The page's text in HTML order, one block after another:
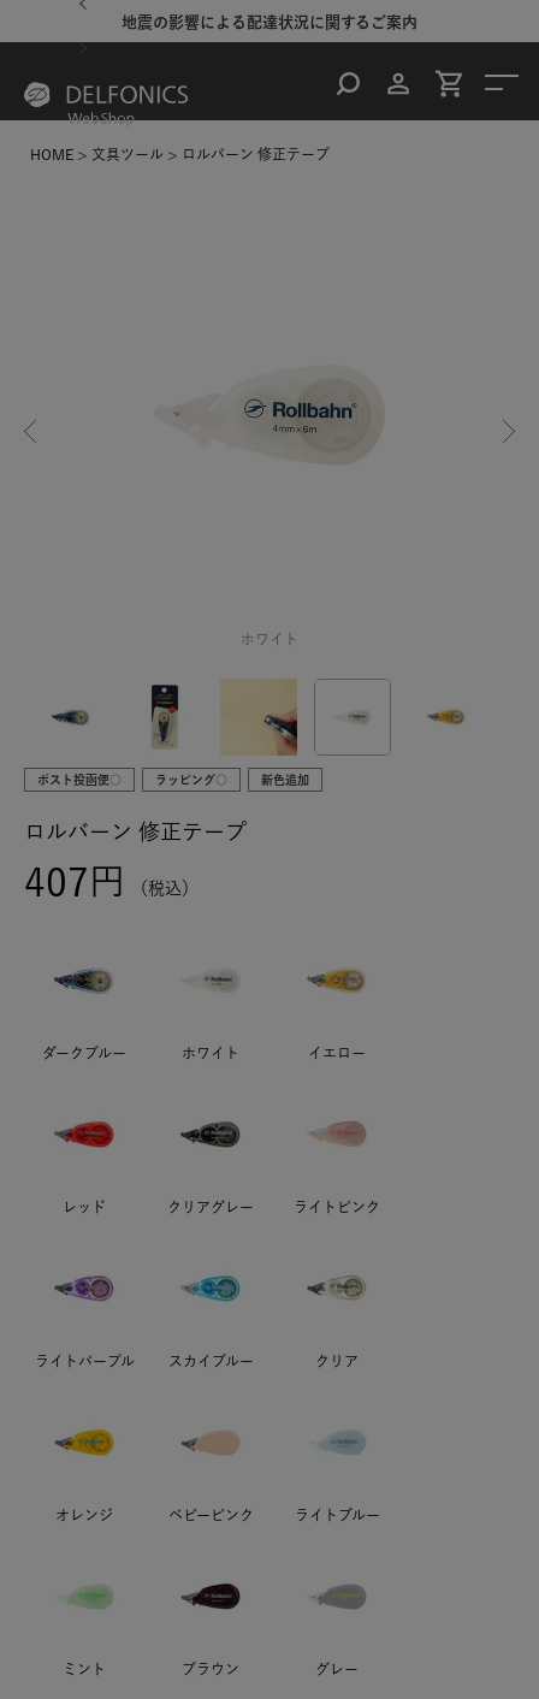
地震の影響による配達状況に関するご案内
HOME 文具ツール ロルバーン 修正テープ
ホワイト
ポスト投函便○ ラッピング○ 新色追加
ロルバーン 修正テープ
407 税込
ダークブルー ホワイト イエロー
レッド クリアグレー ライトピンク
ライトパープル スカイブルー クリア
オレンジ ベビーピンク ライトブルー
ミント ブラウン グレー